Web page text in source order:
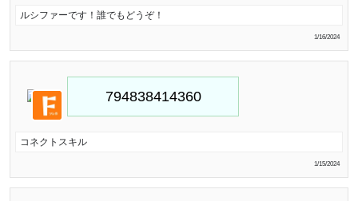
ルシファーです！誰でもどうぞ！
1/16/2024
コネクトスキル
1/15/2024